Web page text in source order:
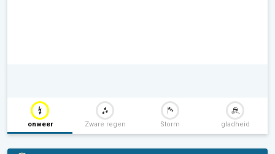
onweer Zware regen Storm gladheid